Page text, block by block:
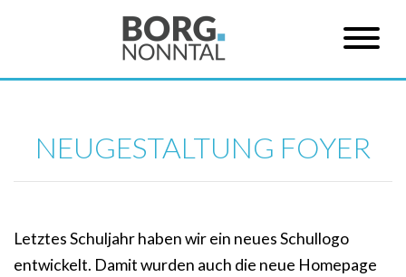
NEUGESTALTUNG FOYER
Letztes Schuljahr haben wir ein neues Schullogo
entwickelt. Damit wurden auch die neue Homepage